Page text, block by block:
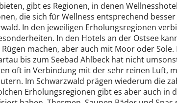
gibt es Regionen, in denen
die sich für Wellness entsprechend
In den jeweiligen Erholungsregionen
In den Hotels an der Ostsee
machen, aber auch mit Moor oder Sole.
bis zum Seebad Ahlbeck hat nicht
oft in Verbindung mit der sehr reinen Luft,
Im Schwarzwald prägen wiederum die
Erholungsregionen gibt es aber auch in